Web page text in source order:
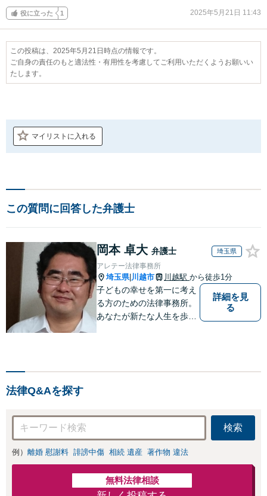
役に立った 1 2025年5月21日 11:43
この投稿は、2025年5月21日時点の情報です。
ご自身の責任のもと適法性・有用性を考慮してご利用いただくようお願いい
たします。
マイリストに入れる
この質問に回答した弁護士
岡本 卓大 弁護士 埼玉県
アレテー法律事務所
埼玉県| 川越市 川越駅 から徒歩1分
子どもの幸せを第一に考え
る方のための法律事務所。
あなたが新たな人生を歩み
詳細を見
る
法律Q&Aを探す
検索
例） 離婚 慰謝料 誹謗中傷 相続 遺産 著作物 違法
無料法律相談